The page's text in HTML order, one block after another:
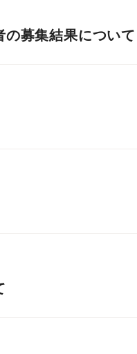
募集結果について